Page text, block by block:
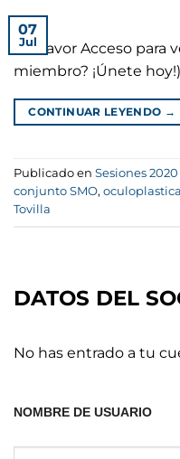
07
Jul
Por favor Acceso para
miembro? ¡Únete hoy!)
CONTINUAR LEYENDO →
Publicado en Sesiones 2020
conjunto SMO, oculoplastica
Tovilla
DATOS DEL
No has entrado a tu
NOMBRE DE USUARIO